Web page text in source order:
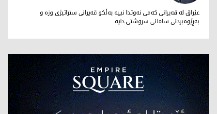
جەگەر عەزیز هەرکی
عێراق لە قەیرانی کەمی نەوتدا نییە بەڵکو قەیرانی ستراتیژی وزە و
بەڕێوەبردنی سامانی سروشتی دایە